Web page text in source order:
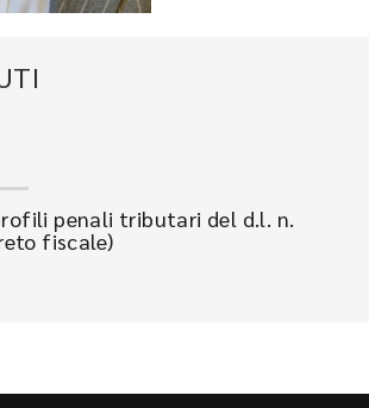
penali tributari del d.l. n.
fiscale)